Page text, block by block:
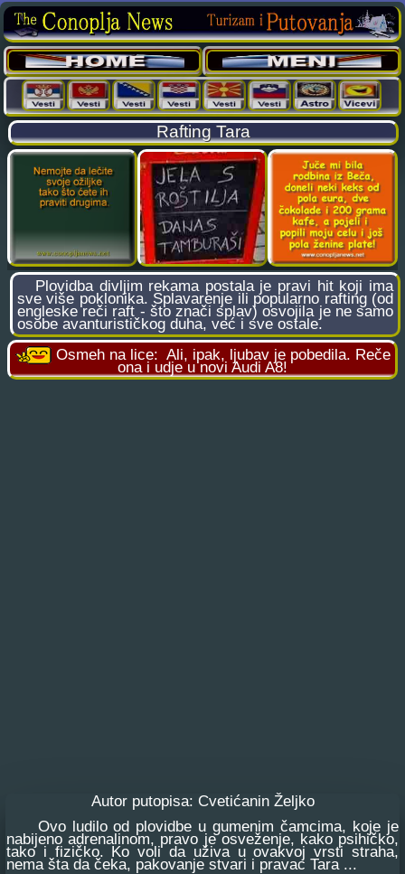
Rafting Tara
Plovidba divljim rekama postala je pravi hit koji ima
sve više poklonika. Splavarenje ili popularno rafting (od
engleske reči raft - što znači splav) osvojila je ne samo
osobe avanturističkog duha, već i sve ostale.
Osmeh na lice: Ali, ipak, ljubav je pobedila. Reče
ona i udje u novi Audi A8!
Autor putopisa: Cvetićanin Željko
Ovo ludilo od plovidbe u gumenim čamcima, koje je
nabijeno adrenalinom, pravo je osveženje, kako psihičko,
tako i fizičko. Ko voli da uživa u ovakvoj vrsti straha,
nema šta da čeka, pakovanje stvari i pravac Tara ...